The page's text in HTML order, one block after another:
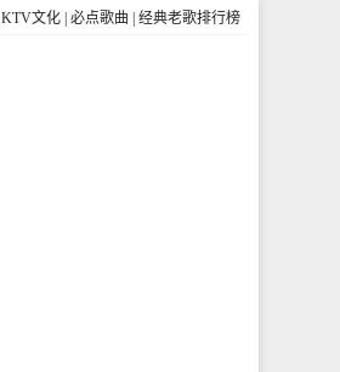
KTV文化 必点歌曲 经典老歌排行榜